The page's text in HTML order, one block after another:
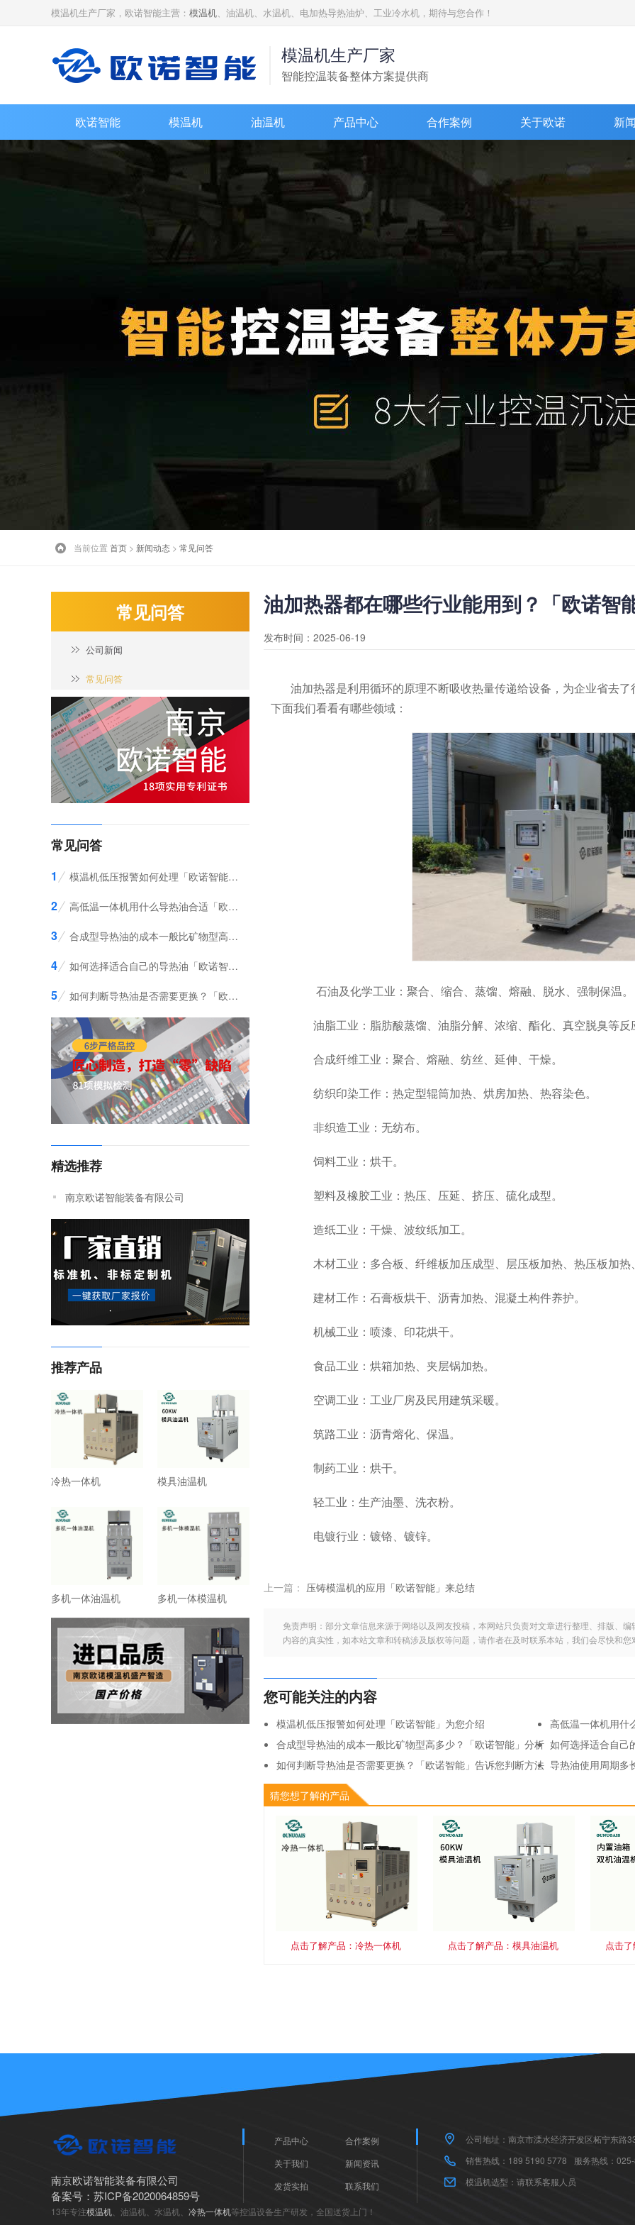
模温机生产厂家，欧诺智能主营： 模温机、油温机、水温机、电加热导热油炉、工业冷水机，期待与您合作！
模温机生产厂家
智能控温装备整体方案提供商
欧诺智能 模温机 油温机 产品中心 合作案例 关于欧诺 新
当前位置 首页 > 新闻动态 > 常见问答
油加热器都在哪些行业能用到？「欧诺智
发布时间：2025-06-19
油加热器是利用循环的原理不断吸收热量传递给设备，为企业省去
下面我们看看有哪些领域：
石油及化学工业：聚合、缩合、蒸馏、熔融、脱水、强制保温。
油脂工业：脂肪酸蒸馏、油脂分解、浓缩、酯化、真空脱臭等反
合成纤维工业：聚合、熔融、纺丝、延伸、干燥。
纺织印染工作：热定型辊筒加热、烘房加热、热容染色。
非织造工业：无纺布。
饲料工业：烘干。
塑料及橡胶工业：热压、压延、挤压、硫化成型。
造纸工业：干燥、波纹纸加工。
木材工业：多合板、纤维板加压成型、层压板加热、热压板加热
建材工作：石膏板烘干、沥青加热、混凝土构件养护。
机械工业：喷漆、印花烘干。
食品工业：烘箱加热、夹层锅加热。
空调工业：工业厂房及民用建筑采暖。
筑路工业：沥青熔化、保温。
制药工业：烘干。
轻工业：生产油墨、洗衣粉。
电镀行业：镀铬、镀锌。
上一篇： 压铸模温机的应用「欧诺智能」来总结
免责声明：部分文章信息来源于网络以及网友投稿，本网站只负责对文章进行整理、排版、
内容的真实性，如本站文章和转稿涉及版权等问题，请作者在及时联系本站，我们会尽快和您
您可能关注的内容
模温机低压报警如何处理「欧诺智能」为您介绍
高低温一体机用什
合成型导热油的成本一般比矿物型高多少？「欧诺智能」分析 如何选择适合自己
如何判断导热油是否需要更换？「欧诺智能」告诉您判断方法 导热油使用周期多
如何选择适合特定应用场景的导热油？「欧诺智能」告诉您
合成型导热油的使用寿命一般是多久？「欧诺智能」为你详细分析如何防止油式模温
猜您想了解的产品
点击了解产品：冷热一体机 点击了解产品：模具油温机 点击
常见问答
公司新闻
常见问答
常见问答
1 模温机低压报警如何处理「欧诺智能」为您介绍
2 高低温一体机用什么导热油合适「欧诺智能」告诉您
3 合成型导热油的成本一般比矿物型高多少？「欧诺智能」分析
4 如何选择适合自己的导热油「欧诺智能」帮您
5 如何判断导热油是否需要更换？「欧诺智能」告诉您判断方法
精选推荐
南京欧诺智能装备有限公司
推荐产品
冷热一体机 模具油温机
多机一体油温机 多机一体模温机
南京欧诺智能装备有限公司
备案号： 苏ICP备2020064859号
13年专注模温机 、油温机、水温机、 冷热一体机等控温设备生产研发，全国送货上门！
产品中心
合作案例
关于我们
新闻资讯
发货实拍
联系我们
公司地址：南京市溧水经济开发区柘宁东路
销售热线：189 5190 5778
服务热线：
模温机选型：请联系客服人员